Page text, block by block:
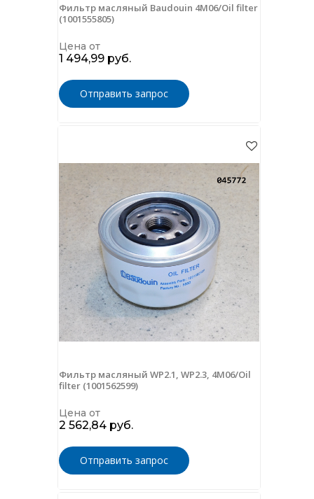
Фильтр масляный Baudouin 4M06/Oil filter
(1001555805)
Цена от
1 494,99 руб.
Отправить запрос
Фильтр масляный WP2.1, WP2.3, 4M06/Oil
filter (1001562599)
Цена от
2 562,84 руб.
Отправить запрос